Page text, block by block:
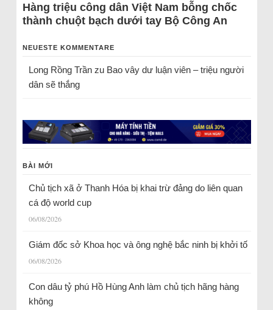
Hàng triệu công dân Việt Nam bỗng chốc
thành chuột bạch dưới tay Bộ Công An
NEUESTE KOMMENTARE
Long Rồng Trầnzu Bao vây dư luận viên – triệu người
dân sẽ thắng
BÀI MỚI
Chủ tịch xã ở Thanh Hóa bị khai trừ đảng do liên quan
cá độ world cup
06/08/2026
Giám đốc sở Khoa học và ông nghệ bắc ninh bị khởi tố
06/08/2026
Con dâu tỷ phú Hồ Hùng Anh làm chủ tịch hãng hàng
không